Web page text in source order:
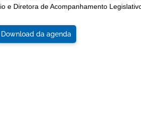
e Diretora de Acompanhamento
da agenda